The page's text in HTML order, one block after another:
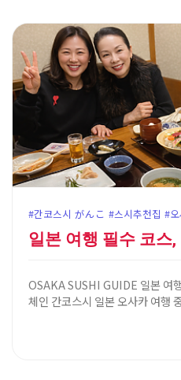
#간코스시 がんこ #스시추천집 #
OSAKA SUSHI GUIDE 일본 여
체인 간코스시 일본 오사카 여행